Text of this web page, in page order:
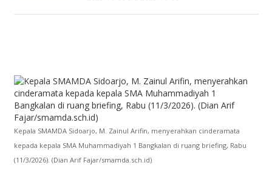
Kepala SMAMDA Sidoarjo, M. Zainul Arifin, menyerahkan cinderamata
kepada kepala SMA Muhammadiyah 1 Bangkalan di ruang briefing, Rabu
(11/3/2026). (Dian Arif Fajar/smamda.sch.id)